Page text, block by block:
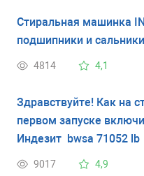
Стиральная машинка
подшипники и
4814 4,1
Здравствуйте! Как на
первом запуске
Индезит bwsa 71052 lb
9017 4,9